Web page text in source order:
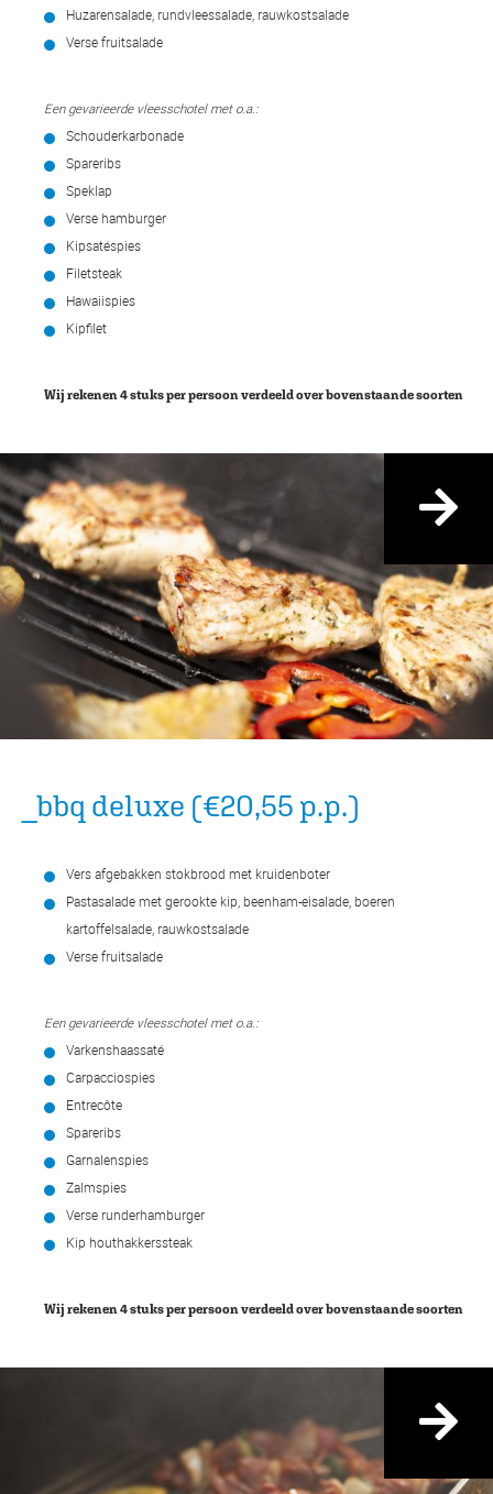
Huzarensalade, rundvleessalade, rauwkostsalade
Verse fruitsalade
Een gevarieerde vleesschotel met o.a.:
Schouderkarbonade
Spareribs
Speklap
Verse hamburger
Kipsatéspies
Filetsteak
Hawaiispies
Kipfilet
Wij rekenen 4 stuks per persoon verdeeld over bovenstaande soorten
_bbq deluxe (€20,55 p.p.)
Vers afgebakken stokbrood met kruidenboter
Pastasalade met gerookte kip, beenham-eisalade, boeren
kartoffelsalade, rauwkostsalade
Verse fruitsalade
Een gevarieerde vleesschotel met o.a.:
Varkenshaassaté
Carpacciospies
Entrecôte
Spareribs
Garnalenspies
Zalmspies
Verse runderhamburger
Kip houthakkerssteak
Wij rekenen 4 stuks per persoon verdeeld over bovenstaande soorten